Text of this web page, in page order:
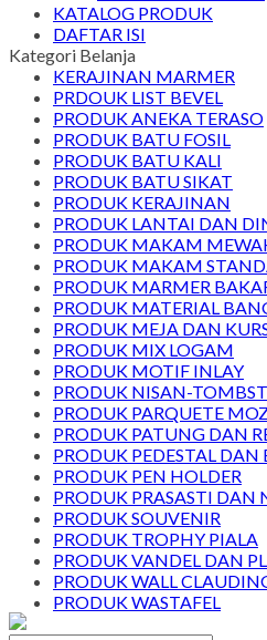
KATALOG PRODUK
DAFTAR ISI
Kategori Belanja
KERAJINAN MARMER
PRDOUK LIST BEVEL
PRODUK ANEKA TERASO
PRODUK BATU FOSIL
PRODUK BATU KALI
PRODUK BATU SIKAT
PRODUK KERAJINAN
PRODUK LANTAI DAN
PRODUK MAKAM
PRODUK MAKAM
PRODUK MARMER
PRODUK MATERIAL
PRODUK MEJA DAN
PRODUK MIX LOGAM
PRODUK MOTIF INLAY
PRODUK NISAN-
PRODUK PARQUETE
PRODUK PATUNG DAN
PRODUK PEDESTAL
PRODUK PEN HOLDER
PRODUK PRASASTI DAN
PRODUK SOUVENIR
PRODUK TROPHY PIALA
PRODUK VANDEL DAN
PRODUK WALL
PRODUK WASTAFEL